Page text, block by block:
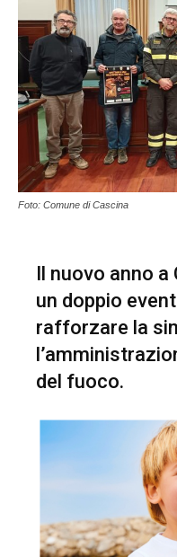
Foto: Comune di Cascina
Il nuovo anno
un doppio
rafforzare la
del fuoco.